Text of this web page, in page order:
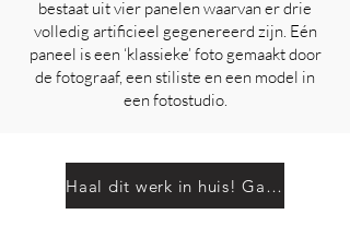
bestaat uit vier panelen waarvan er drie
volledig artificieel gegenereerd zijn. Eén
paneel is een ‘klassieke’ foto gemaakt door
de fotograaf, een stiliste en een model in
een fotostudio.
Haal dit werk in huis! Ga naar de shop.